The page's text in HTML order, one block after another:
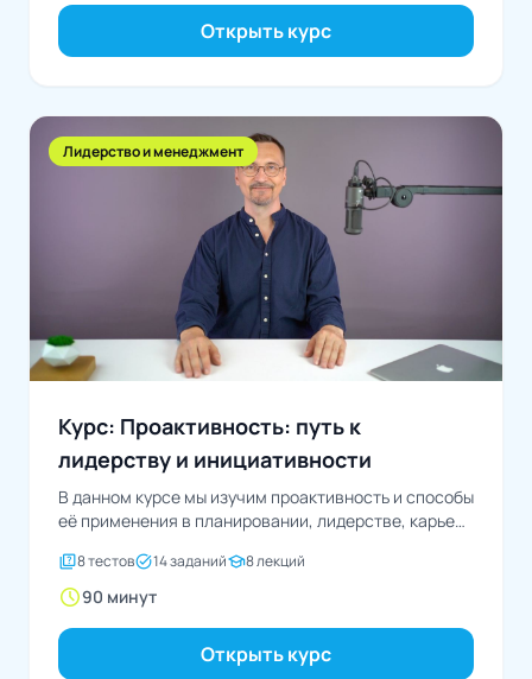
Открыть курс
Лидерство и менеджмент
Курс: Проактивность: путь к
лидерству и инициативности
В данном курсе мы изучим проактивность и способы
её применения в планировании, лидерстве, карьере
quiz8 тестовtask_alt14 заданийschool8 лекций
schedule90 минут
Открыть курс